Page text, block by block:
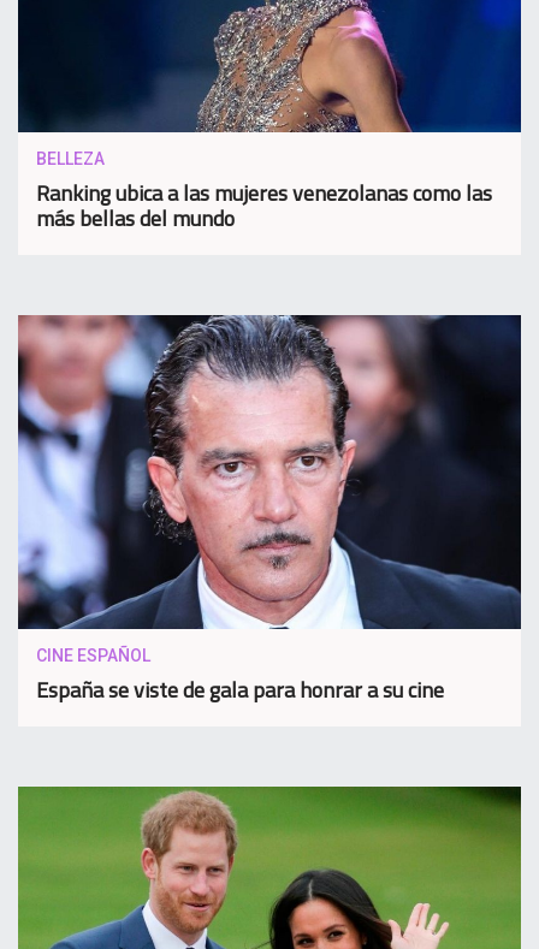
BELLEZA
Ranking ubica a las mujeres venezolanas como las
más bellas del mundo
CINE ESPAÑOL
España se viste de gala para honrar a su cine